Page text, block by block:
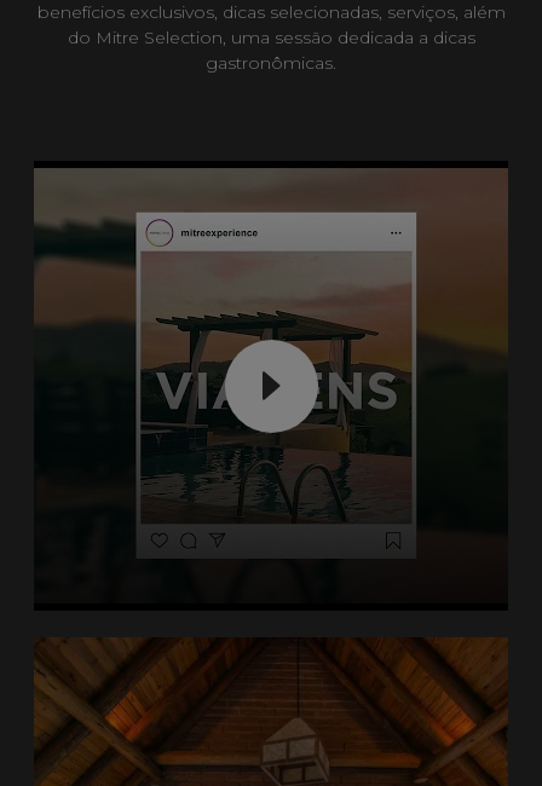
benefícios exclusivos, dicas selecionadas, serviços, além
do Mitre Selection, uma sessão dedicada a dicas
gastronômicas.​